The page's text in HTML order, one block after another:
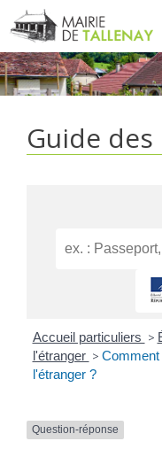
Aller
au
contenu
Guide
Accueil particuliers >
l'étranger > Comment
l'étranger ?
Question-réponse